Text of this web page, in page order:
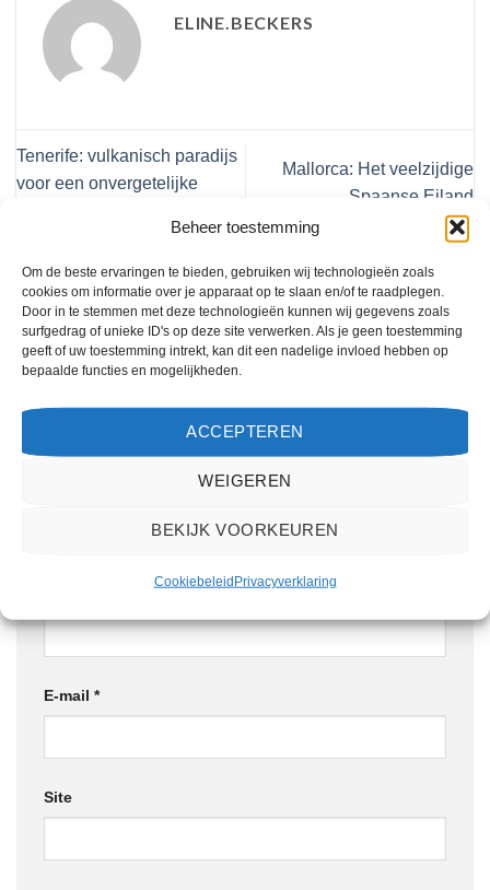
Beheer toestemming
Om de beste ervaringen te bieden, gebruiken wij technologieën zoals
cookies om informatie over je apparaat op te slaan en/of te raadplegen.
Door in te stemmen met deze technologieën kunnen wij gegevens zoals
surfgedrag of unieke ID's op deze site verwerken. Als je geen toestemming
geeft of uw toestemming intrekt, kan dit een nadelige invloed hebben op
bepaalde functies en mogelijkheden.
ACCEPTEREN
WEIGEREN
BEKIJK VOORKEUREN
CookiebeleidPrivacyverklaring
ELINE.BECKERS
Tenerife: vulkanisch paradijs
voor een onvergetelijke
Mallorca: Het veelzijdige
Spaanse Eiland
Geef een reactie
Je e-mailadres wordt niet gepubliceerd. Vereiste
velden zijn gemarkeerd met
Reactie*
E-mail *
Site